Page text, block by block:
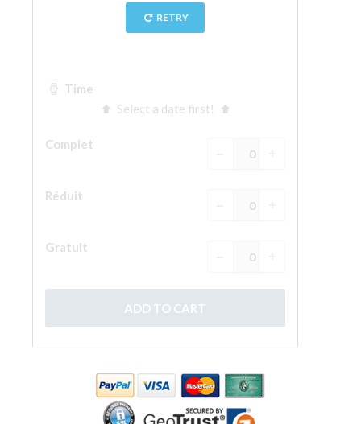
Le Corridor de Vasari
Le Palazzo Vecchio
Réserver une visite guidée